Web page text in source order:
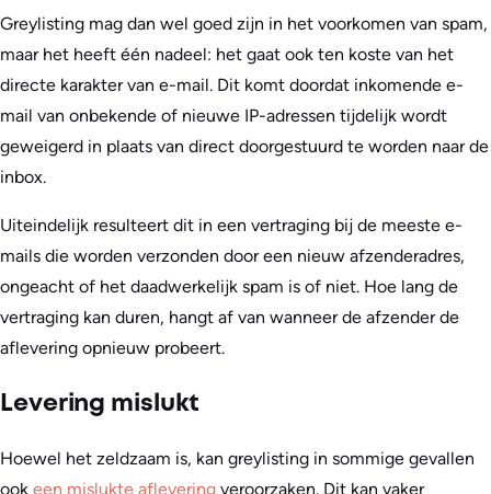
Greylisting mag dan wel goed zijn in het voorkomen van spam,
maar het heeft één nadeel: het gaat ook ten koste van het
directe karakter van e-mail. Dit komt doordat inkomende e-
mail van onbekende of nieuwe IP-adressen tijdelijk wordt
geweigerd in plaats van direct doorgestuurd te worden naar de
inbox.
Uiteindelijk resulteert dit in een vertraging bij de meeste e-
mails die worden verzonden door een nieuw afzenderadres,
ongeacht of het daadwerkelijk spam is of niet. Hoe lang de
vertraging kan duren, hangt af van wanneer de afzender de
aflevering opnieuw probeert.
Levering mislukt
Hoewel het zeldzaam is, kan greylisting in sommige gevallen
ook een mislukte aflevering veroorzaken. Dit kan vaker